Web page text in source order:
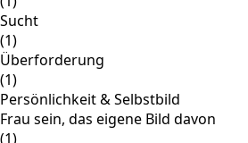
Sucht
(1)
Überforderung
(1)
Persönlichkeit & Selbstbild
Frau sein, das eigene Bild davon
(1)